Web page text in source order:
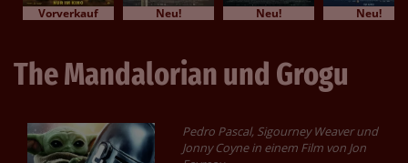
Vorverkauf Neu! Neu! Neu!
The Mandalorian und Grogu
Pedro Pascal, Sigourney Weaver und
Jonny Coyne in einem Film von Jon